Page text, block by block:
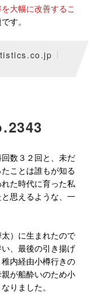
大幅に改善するこ
です。
回数３２回と、未だ
ことは誰もが知る
た時代に育った私
思えるような、一
）に生まれたので
、最後の引き揚げ
内経由小樽行きの
が船酔いのため小
りました。